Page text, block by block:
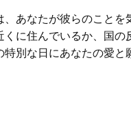
あなたが彼らのこと
に住んでいるか、国
別な日にあなたの愛と